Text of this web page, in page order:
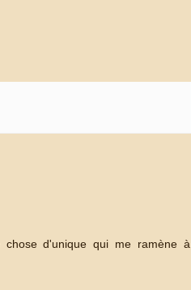
d'unique qui me ramène à